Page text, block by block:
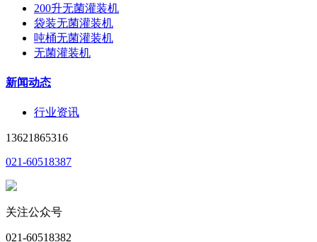
200升无菌灌装机
袋装无菌灌装机
吨桶无菌灌装机
无菌灌装机
新闻动态
行业资讯
13621865316
021-60518387
关注公众号
021-60518382